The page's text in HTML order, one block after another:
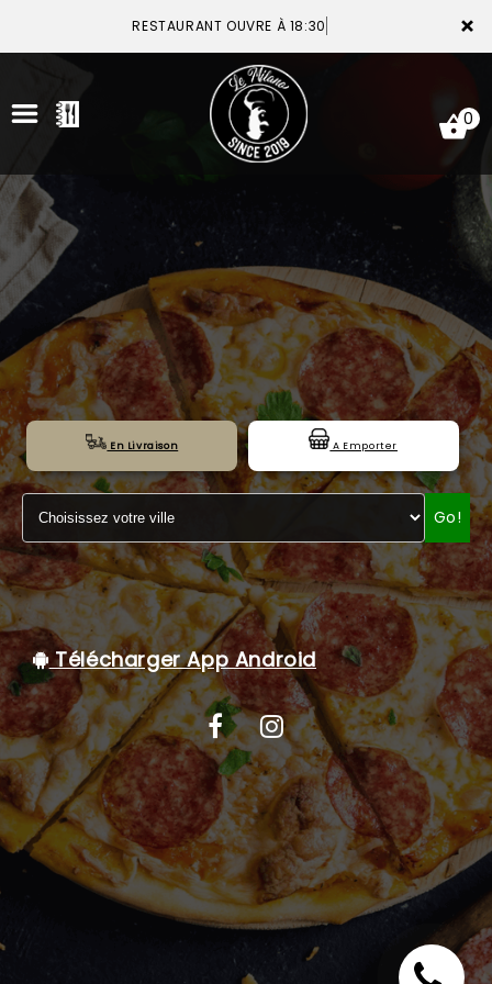
×
RESTAURANT OUVRE À 18:30
ACCUEIL
LA CARTE
VOTRE COMPTE
NOTRE RESTAURANT
VOS AVIS
MENTIONS LÉGALES
C.G.V
0
En Livraison A Emporter
Go!
Télécharger App Android